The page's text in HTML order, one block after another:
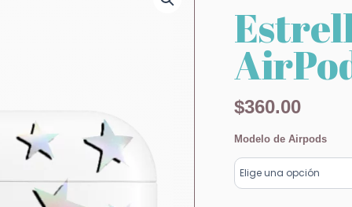
$360.00
Modelo de Airpods
Estrella
AirPods
cantidad